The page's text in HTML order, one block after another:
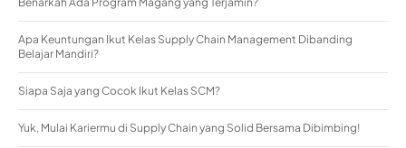
Apa Keuntungan Ikut Kelas Supply Chain Management Dibanding
Belajar Mandiri?
Siapa Saja yang Cocok Ikut Kelas SCM?
Yuk, Mulai Kariermu di Supply Chain yang Solid Bersama Dibimbing!